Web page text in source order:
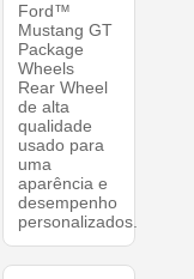
Ford™
Mustang GT
Package
Wheels
Rear Wheel
de alta
qualidade
usado para
uma
aparência e
desempenho
personalizados.